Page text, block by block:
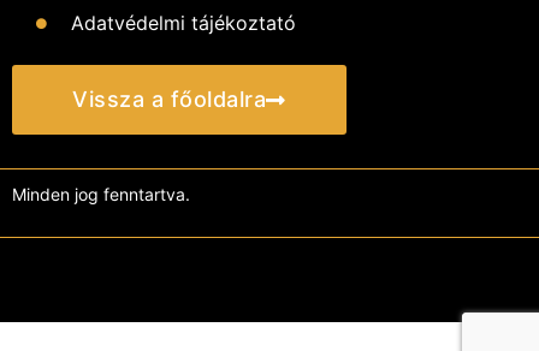
Adatvédelmi tájékoztató
Vissza a főoldalra
Minden jog fenntartva.